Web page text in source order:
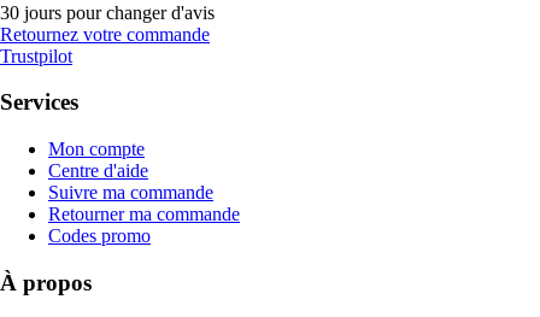
30 jours pour changer d'avis
Retournez votre commande
Trustpilot
Services
Mon compte
Centre d'aide
Suivre ma commande
Retourner ma commande
Codes promo
À propos